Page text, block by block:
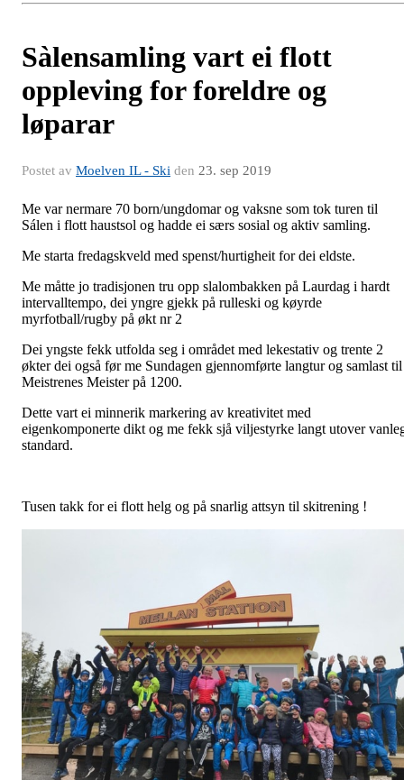
Sàlensamling vart ei flott
oppleving for foreldre og
løparar
Postet av Moelven IL - Ski den 23. sep 2019
Me var nermare 70 born/ungdomar og vaksne som tok turen til
Sálen i flott haustsol og hadde ei særs sosial og aktiv samling.
Me starta fredagskveld med spenst/hurtigheit for dei eldste.
Me måtte jo tradisjonen tru opp slalombakken på Laurdag i hardt
intervalltempo, dei yngre gjekk på rulleski og køyrde
myrfotball/rugby på økt nr 2
Dei yngste fekk utfolda seg i området med lekestativ og trente 2
økter dei også før me Sundagen gjennomførte langtur og samlast til
Meistrenes Meister på 1200.
Dette vart ei minnerik markering av kreativitet med
eigenkomponerte dikt og me fekk sjå viljestyrke langt utover
standard.
Tusen takk for ei flott helg og på snarlig attsyn til skitrening !